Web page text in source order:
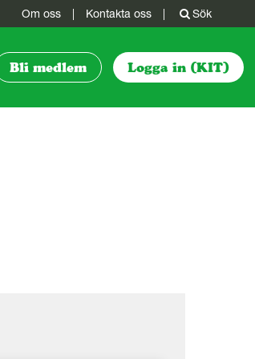
Om oss | Kontakta oss | Sök
Bli medlem Logga in (KIT)